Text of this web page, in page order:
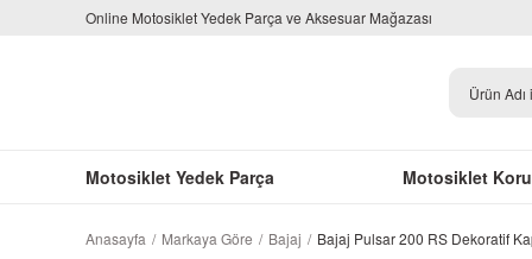
Online Motosiklet Yedek Parça ve Aksesuar Mağazası
Motosiklet Yedek Parça Motosiklet
Anasayfa Markaya Göre Bajaj Bajaj Pulsar 200 RS Dekoratif